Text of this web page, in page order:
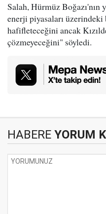
Salah, Hürmüz Boğazı'nın
enerji piyasaları üzerindeki
hafifleteceğini ancak
çözmeyeceğini" söyledi.
HABERE YORUM